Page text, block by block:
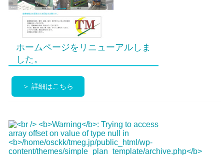
ホームページをリニューアルしま
した。
＞ 詳細はこちら